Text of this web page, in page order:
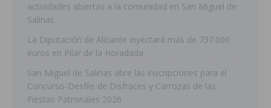
actividades abiertas a la comunidad en San Miguel de
Salinas
La Diputación de Alicante inyectará más de 737.000
euros en Pilar de la Horadada
San Miguel de Salinas abre las inscripciones para el
Concurso-Desfile de Disfraces y Carrozas de las
Fiestas Patronales 2026